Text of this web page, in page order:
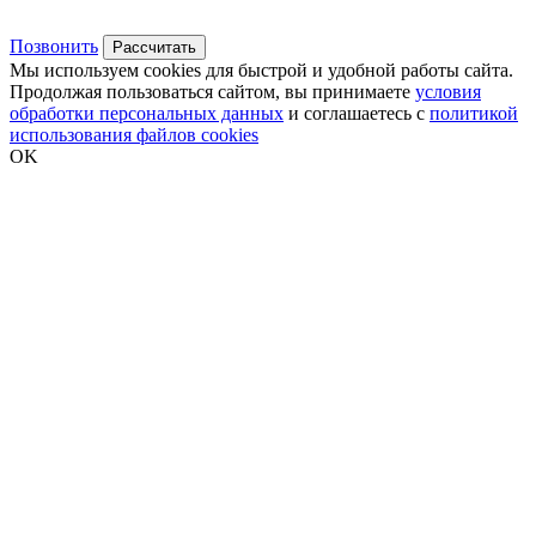
Позвонить Рассчитать
Мы используем cookies для быстрой и удобной работы сайта.
Продолжая пользоваться сайтом, вы принимаете условия
обработки персональных данных и соглашаетесь с политикой
использования файлов cookies
OK